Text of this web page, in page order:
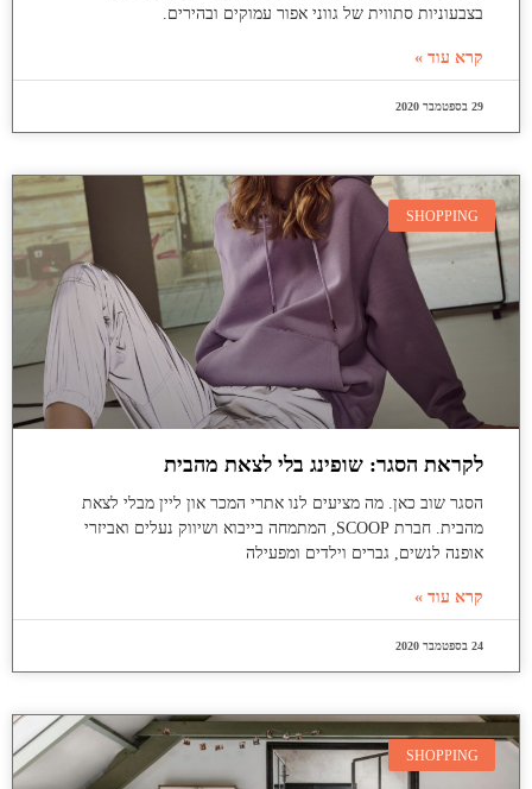
בצבעוניות סתווית של גווני אפור עמוקים ובהירים.
קרא עוד »
29 בספטמבר 2020
SHOPPING
לקראת הסגר: שופינג בלי לצאת מהבית
הסגר שוב כאן. מה מציעים לנו אתרי המכר און ליין מבלי לצאת
מהבית. חברת SCOOP, המתמחה בייבוא ושיווק נעלים ואביזרי
אופנה לנשים, גברים וילדים ומפעילה
קרא עוד »
24 בספטמבר 2020
SHOPPING